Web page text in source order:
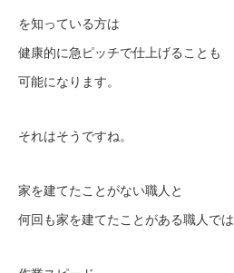
を知っている方は
健康的に急ピッチで仕上げることも
可能になります。
それはそうですね。
家を建てたことがない職人と
何回も家を建てたことがある職人では